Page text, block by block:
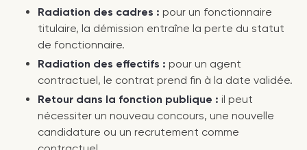
Radiation des cadres : pour un fonctionnaire
titulaire, la démission entraîne la perte du statut
de fonctionnaire.
Radiation des effectifs : pour un agent
contractuel, le contrat prend fin à la date validée.
Retour dans la fonction publique : il peut
nécessiter un nouveau concours, une nouvelle
candidature ou un recrutement comme